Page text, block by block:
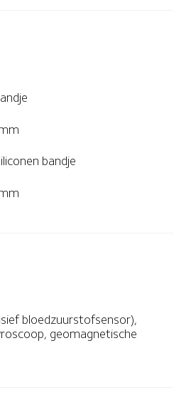
bandje
bloedzuurstofsensor),
geomagnetische